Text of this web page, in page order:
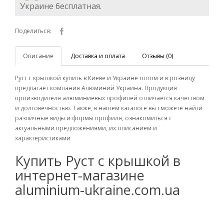
Украине бесплатная.
Поделиться:
Описание Доставка и оплата Отзывы (0)
Руст с крышкой купить в Киеве и Украине оптом и в розницу
предлагает компания Алюминий Украина. Продукция
производителя алюминиевых профилей отличается качеством
и долговечностью. Также, в нашем каталоге вы сможете найти
различные виды и формы профиля, ознакомиться с
актуальными предложениями, их описанием и
характеристиками
Купить Руст с крышкой в
интернет-магазине
aluminium-ukraine.com.ua